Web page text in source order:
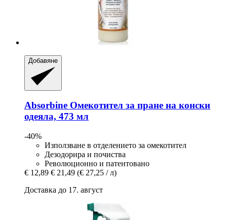
Добавяне
Absorbine Омекотител за пране на конски
одеяла, 473 мл
-40%
Използване в отделението за омекотител
Дезодорира и почиства
Революционно и патентовано
€ 12,89 € 21,49 (€ 27,25 / л)
Доставка до 17. август